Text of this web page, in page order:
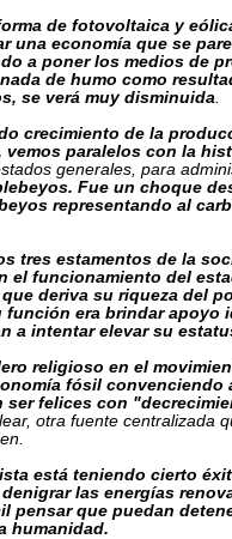
de fotovoltaica y
una economía que se
a poner los medios de
de humo como
se verá muy disminuida
crecimiento de la
paralelos con la
generales, para
Fue un choque
representando al
tres estamentos de la
funcionamiento del
deriva su riqueza del
función era brindar
a intentar elevar su
religioso en el
fósil
ser felices con
otra fuente centralizada
está teniendo cierto
las energías
pensar que puedan
humanidad.